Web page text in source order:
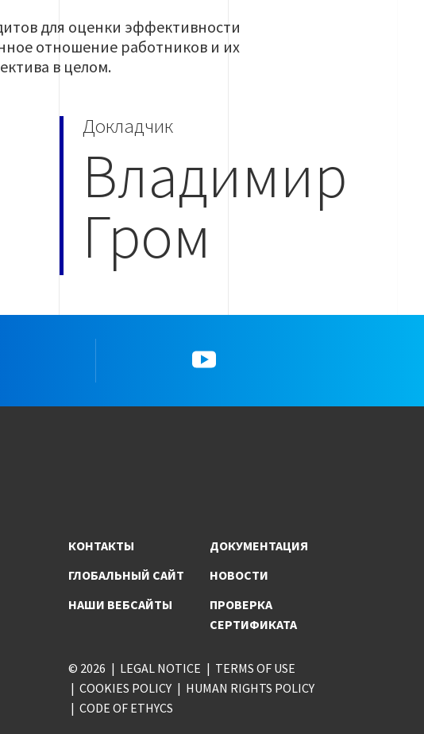
для оценки эффективности
отношение работников и их
в целом.
Докладчик
Владимир
Гром
КОНТАКТЫ
ГЛОБАЛЬНЫЙ САЙТ
НАШИ ВЕБСАЙТЫ
ДОКУМЕНТАЦИЯ
НОВОСТИ
ПРОВЕРКА
СЕРТИФИКАТА
© 2026 LEGAL NOTICE
TERMS OF USE
COOKIES POLICY
HUMAN RIGHTS POLICY
CODE OF ETHYCS